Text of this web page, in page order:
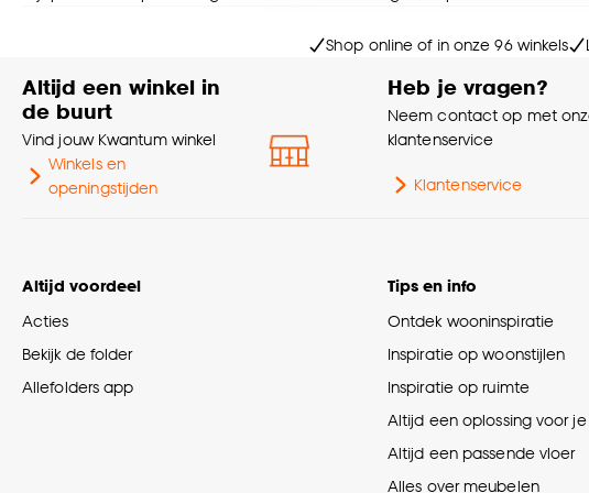
Goed om te weten is dat je deze
Shop online of in onze 96 winkels
Altijd een winkel in
de buurt
Vind jouw Kwantum winkel
Winkels en
openingstijden
Heb je vragen?
Neem contact op met
klantenservice
Klantenservice
Altijd voordeel
Acties
Bekijk de folder
Allefolders app
Tips en info
Ontdek wooninspiratie
Inspiratie op woonstijlen
Inspiratie op ruimte
Altijd een oplossing voor
Altijd een passende vloer
Alles over meubelen